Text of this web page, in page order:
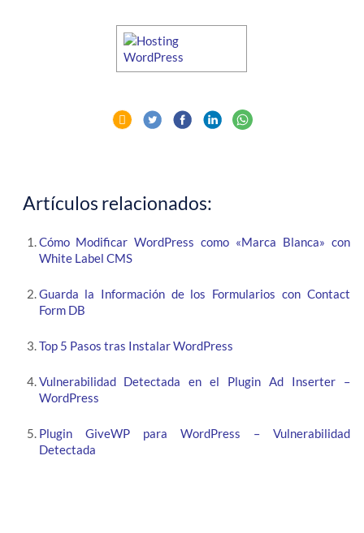
Artículos relacionados:
Cómo Modificar WordPress como «Marca Blanca» con
White Label CMS
Guarda la Información de los Formularios con Contact
Form DB
Top 5 Pasos tras Instalar WordPress
Vulnerabilidad Detectada en el Plugin Ad Inserter –
WordPress
Plugin GiveWP para WordPress – Vulnerabilidad
Detectada